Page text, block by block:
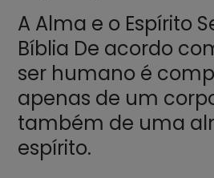
A Alma e o Espírito
Bíblia De acordo
ser humano é
apenas de um
também de uma
espírito.